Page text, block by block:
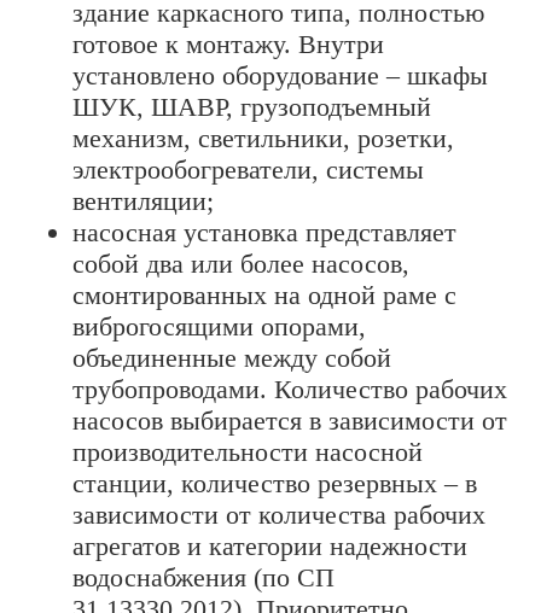
здание каркасного типа, полностью
готовое к монтажу. Внутри
установлено оборудование – шкафы
ШУК, ШАВР, грузоподъемный
механизм, светильники, розетки,
электрообогреватели, системы
вентиляции;
насосная установка представляет
собой два или более насосов,
смонтированных на одной раме с
виброгосящими опорами,
объединенные между собой
трубопроводами. Количество рабочих
насосов выбирается в зависимости от
производительности насосной
станции, количество резервных – в
зависимости от количества рабочих
агрегатов и категории надежности
водоснабжения (по СП